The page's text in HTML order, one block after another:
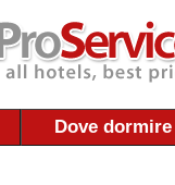
Dove dormire